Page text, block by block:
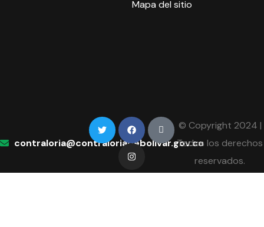
Mapa del sitio
contraloria@contraloriadebolivar.gov.co
© Copyright 2024 |
Todos los derechos
reservados.